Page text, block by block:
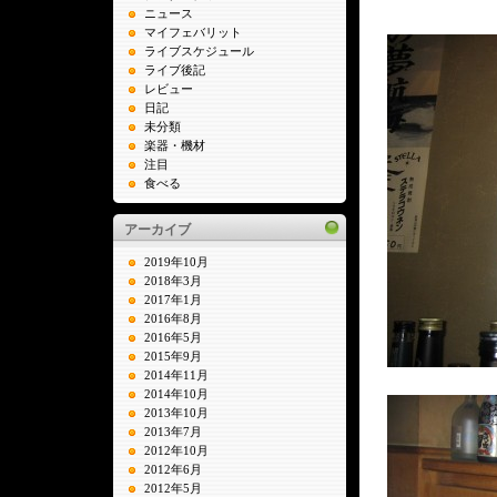
ニュース
マイフェバリット
ライブスケジュール
ライブ後記
レビュー
日記
未分類
楽器・機材
注目
食べる
アーカイブ
2019年10月
2018年3月
2017年1月
2016年8月
2016年5月
2015年9月
2014年11月
2014年10月
2013年10月
2013年7月
2012年10月
2012年6月
2012年5月